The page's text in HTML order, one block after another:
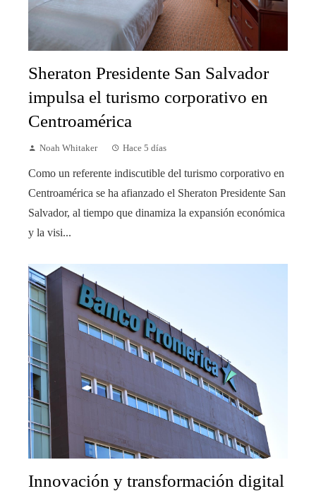
Sheraton Presidente San Salvador
impulsa el turismo corporativo en
Centroamérica
Noah Whitaker Hace 5 días
Como un referente indiscutible del turismo corporativo en
Centroamérica se ha afianzado el Sheraton Presidente San
Salvador, al tiempo que dinamiza la expansión económica
y la visi...
Innovación y transformación digital